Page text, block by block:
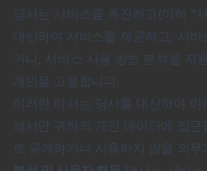
당사는 서비스를 촉진하고(이하 “
대신하여 서비스를 제공하고, 서
거나, 서비스 사용 방법 분석을 지
개인을 고용합니다.
이러한 타사는 당사를 대신하여 이
해서만 귀하의 개인 데이터에 접
로 공개하거나 사용하지 않을 의무